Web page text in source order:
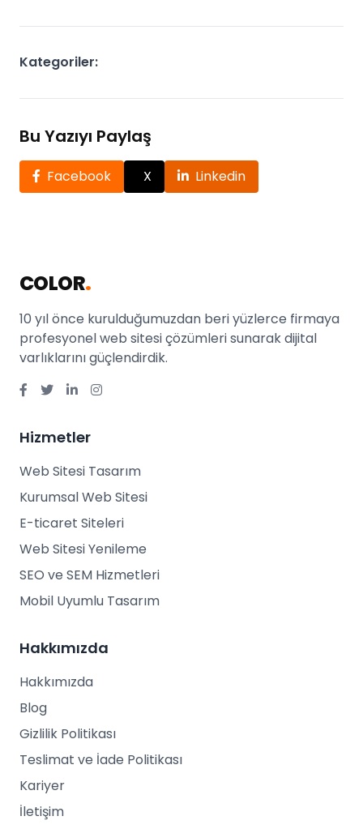
Kategoriler:
Bu Yazıyı Paylaş
Facebook X Linkedin
COLOR.
10 yıl önce kurulduğumuzdan beri yüzlerce firmaya
profesyonel web sitesi çözümleri sunarak dijital
varlıklarını güçlendirdik.
Hizmetler
Web Sitesi Tasarım
Kurumsal Web Sitesi
E-ticaret Siteleri
Web Sitesi Yenileme
SEO ve SEM Hizmetleri
Mobil Uyumlu Tasarım
Hakkımızda
Hakkımızda
Blog
Gizlilik Politikası
Teslimat ve İade Politikası
Kariyer
İletişim